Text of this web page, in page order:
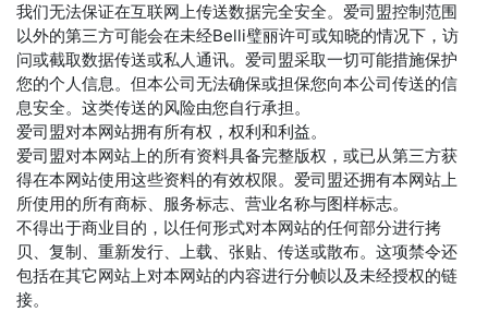
我们无法保证在互联网上传送数据完全安全。爱司盟控制范围
以外的第三方可能会在未经Belli璧丽许可或知晓的情况下，访
问或截取数据传送或私人通讯。爱司盟采取一切可能措施保护
您的个人信息。但本公司无法确保或担保您向本公司传送的信
息安全。这类传送的风险由您自行承担。
爱司盟对本网站拥有所有权，权利和利益。
爱司盟对本网站上的所有资料具备完整版权，或已从第三方获
得在本网站使用这些资料的有效权限。爱司盟还拥有本网站上
所使用的所有商标、服务标志、营业名称与图样标志。
不得出于商业目的，以任何形式对本网站的任何部分进行拷
贝、复制、重新发行、上载、张贴、传送或散布。这项禁令还
包括在其它网站上对本网站的内容进行分帧以及未经授权的链
接。